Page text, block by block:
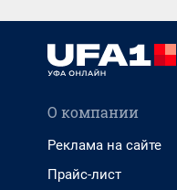
О компании
Реклама на сайте
Прайс-лист